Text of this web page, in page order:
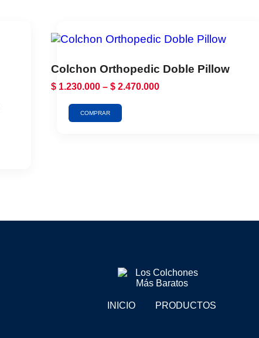
Colchon Orthopedic Doble Pillow
$1.230.000– $2.470.000
COMPRAR
INICIO PRODUCTOS